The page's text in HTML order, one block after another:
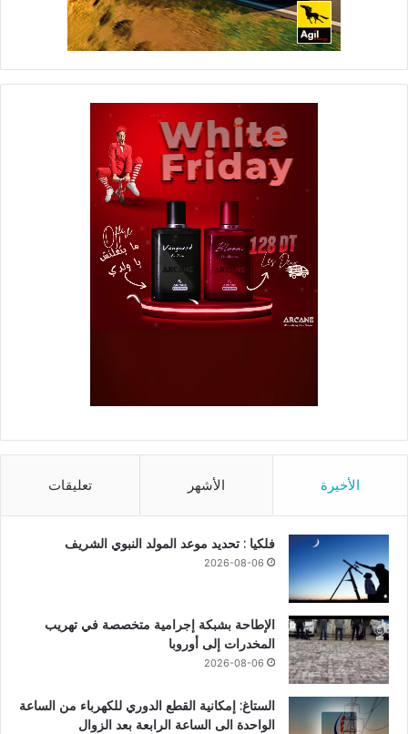
الأخيرة الأشهر تعليقات
فلكيا : تحديد موعد المولد النبوي الشريف
2026-08-06
الإطاحة بشبكة إجرامية متخصصة في تهريب
المخدرات إلى أوروبا
2026-08-06
الستاغ: إمكانية القطع الدوري للكهرباء من الساعة
الواحدة الى الساعة الرابعة بعد الزوال